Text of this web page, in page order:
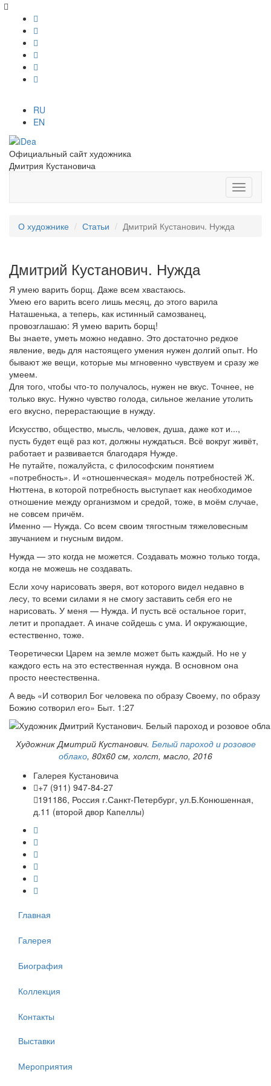
RU
EN
Официальный сайт художника
Дмитрия Кустановича
О художнике Статьи Дмитрий Кустанович. Нужда
Дмитрий Кустанович. Нужда
Я умею варить борщ. Даже всем хвастаюсь.
Умею его варить всего лишь месяц, до этого варила
Наташенька, а теперь, как истинный самозванец,
провозглашаю: Я умею варить борщ!
Вы знаете, уметь можно недавно. Это достаточно редкое
явление, ведь для настоящего умения нужен долгий опыт. Но
бывают же вещи, которые мы мгновенно чувствуем и сразу же
умеем.
Для того, чтобы что-то получалось, нужен не вкус. Точнее, не
только вкус. Нужно чувство голода, сильное желание утолить
его вкусно, перерастающие в нужду.
Искусство, общество, мысль, человек, душа, даже кот и...,
пусть будет ещё раз кот, должны нуждаться. Всё вокруг живёт,
работает и развивается благодаря Нужде.
Не путайте, пожалуйста, с философским понятием
«потребность». И «отношенческая» модель потребностей Ж.
Нюттена, в которой потребность выступает как необходимое
отношение между организмом и средой, тоже, в моём случае,
не совсем причём.
Именно — Нужда. Со всем своим тягостным тяжеловесным
звучанием и гнусным видом.
Нужда — это когда не можется. Создавать можно только тогда,
когда не можешь не создавать.
Если хочу нарисовать зверя, вот которого видел недавно в
лесу, то всеми силами я не смогу заставить себя его не
нарисовать. У меня — Нужда. И пусть всё остальное горит,
летит и пропадает. А иначе сойдешь с ума. И окружающие,
естественно, тоже.
Теоретически Царем на земле может быть каждый. Но не у
каждого есть на это естественная нужда. В основном она
просто неестественна.
А ведь «И сотворил Бог человека по образу Своему, по образу
Божию сотворил его» Быт. 1:27
Художник Дмитрий Кустанович. Белый пароход и розовое
облако, 80x60 см, холст, масло, 2016
Галерея Кустановича
+7 (911) 947-84-27
191186, Россия г.Санкт-Петербург, ул.Б.Конюшенная,
д.11 (второй двор Капеллы)
Главная
Галерея
Биография
Коллекция
Контакты
Выставки
Мероприятия